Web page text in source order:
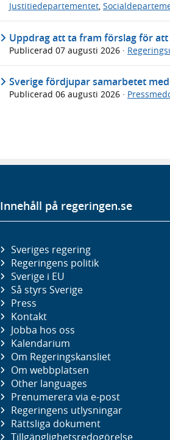
Justitiedepartementet,
Uppdrag att ta fram förslag för
Publicerad 07 augusti 2026 ·
Sverige fördjupar samarbetet
Publicerad 06 augusti 2026 ·
Innehåll på regeringen.se
Sveriges regering
Regeringens politik
Sverige i EU
Så styrs Sverige
Press
Kontakt
Jobba hos oss
Kalendarium
Om Regeringskansliet
Om webbplatsen
Other languages
Prenumerera via e-post
Regeringens utlysningar
Rättsliga dokument
Tillgänglighetsredogörelse